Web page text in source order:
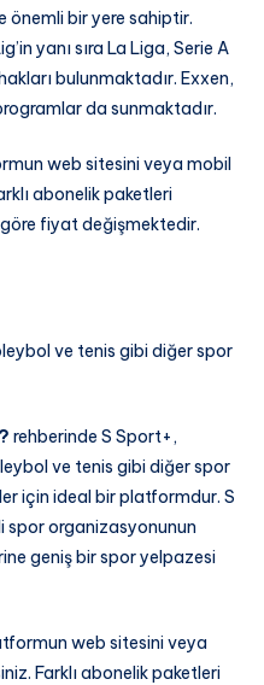
önemli bir yere sahiptir.
yanı sıra La Liga, Serie A
bulunmaktadır. Exxen,
da sunmaktadır.
web sitesini veya mobil
abonelik paketleri
fiyat değişmektedir.
ve tenis gibi diğer spor
rehberinde S Sport+,
ve tenis gibi diğer spor
için ideal bir platformdur. S
spor organizasyonunun
geniş bir spor yelpazesi
web sitesini veya
Farklı abonelik paketleri